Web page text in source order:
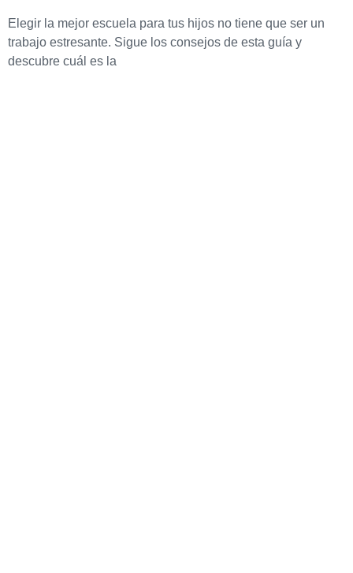
Elegir la mejor escuela para tus hijos no tiene que ser un
trabajo estresante. Sigue los consejos de esta guía y
descubre cuál es la